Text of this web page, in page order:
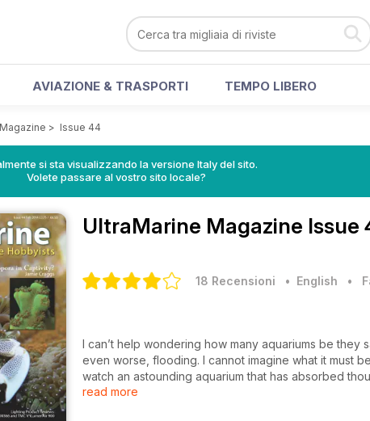
AVIAZIONE & TRASPORTI TEMPO LIBERO
> Issue 44
si sta visualizzando la versione Italy del sito.
Volete passare al vostro sito locale?
UltraMarine Magazine Issue
18 Recensioni • English •
I can’t help wondering how many aquariums be
even worse, flooding. I cannot imagine what it must
watch an astounding aquarium that has absorbed
wither and die.
read more